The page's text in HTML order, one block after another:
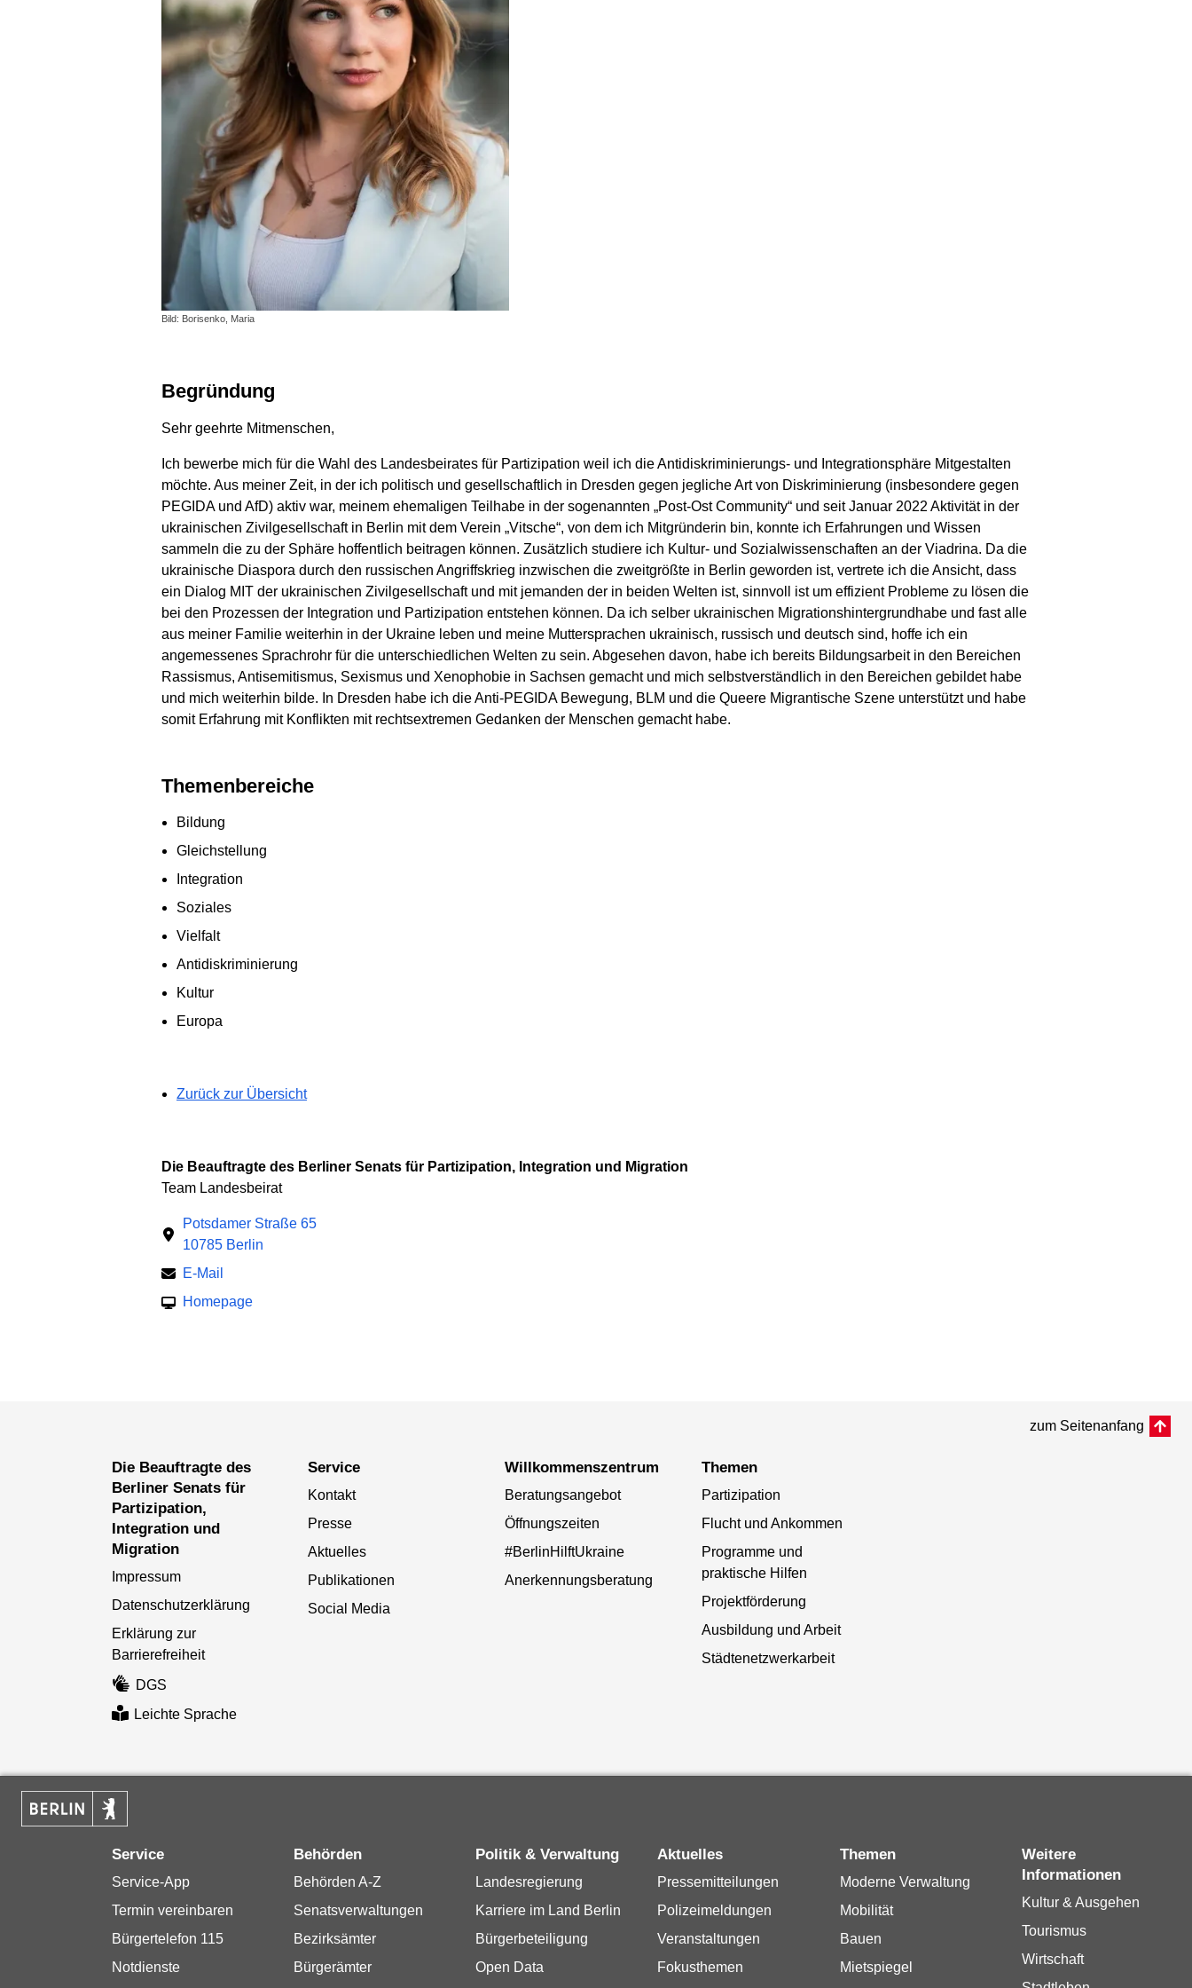
Bild: Borisenko, Maria
Begründung
Sehr geehrte Mitmenschen,
Ich bewerbe mich für die Wahl des Landesbeirates für Partizipation weil ich die Antidiskriminierungs- und Integrationsphäre Mitgestalten
möchte. Aus meiner Zeit, in der ich politisch und gesellschaftlich in Dresden gegen jegliche Art von Diskriminierung (insbesondere gegen
PEGIDA und AfD) aktiv war, meinem ehemaligen Teilhabe in der sogenannten „Post-Ost Community“ und seit Januar 2022 Aktivität in der
ukrainischen Zivilgesellschaft in Berlin mit dem Verein „Vitsche“, von dem ich Mitgründerin bin, konnte ich Erfahrungen und Wissen
sammeln die zu der Sphäre hoffentlich beitragen können. Zusätzlich studiere ich Kultur- und Sozialwissenschaften an der Viadrina. Da die
ukrainische Diaspora durch den russischen Angriffskrieg inzwischen die zweitgrößte in Berlin geworden ist, vertrete ich die Ansicht, dass
ein Dialog MIT der ukrainischen Zivilgesellschaft und mit jemanden der in beiden Welten ist, sinnvoll ist um effizient Probleme zu lösen die
bei den Prozessen der Integration und Partizipation entstehen können. Da ich selber ukrainischen Migrationshintergrundhabe und fast alle
aus meiner Familie weiterhin in der Ukraine leben und meine Muttersprachen ukrainisch, russisch und deutsch sind, hoffe ich ein
angemessenes Sprachrohr für die unterschiedlichen Welten zu sein. Abgesehen davon, habe ich bereits Bildungsarbeit in den Bereichen
Rassismus, Antisemitismus, Sexismus und Xenophobie in Sachsen gemacht und mich selbstverständlich in den Bereichen gebildet habe
und mich weiterhin bilde. In Dresden habe ich die Anti-PEGIDA Bewegung, BLM und die Queere Migrantische Szene unterstützt und habe
somit Erfahrung mit Konflikten mit rechtsextremen Gedanken der Menschen gemacht habe.
Themenbereiche
Bildung
Gleichstellung
Integration
Soziales
Vielfalt
Antidiskriminierung
Kultur
Europa
Zurück zur Übersicht
Die Beauftragte des Berliner Senats für Partizipation, Integration und Migration
Team Landesbeirat
Potsdamer Straße 65
10785 Berlin
E-Mail
Homepage
zum Seitenanfang
Die Beauftragte des
Berliner Senats für
Partizipation,
Integration und
Migration
Impressum
Datenschutzerklärung
Erklärung zur
Barrierefreiheit
DGS
Leichte Sprache
Service
Kontakt
Presse
Aktuelles
Publikationen
Social Media
Willkommenszentrum
Beratungsangebot
Öffnungszeiten
#BerlinHilftUkraine
Anerkennungsberatung
Themen
Partizipation
Flucht und Ankommen
Programme und
praktische Hilfen
Projektförderung
Ausbildung und Arbeit
Städtenetzwerkarbeit
Service
Service-App
Termin vereinbaren
Bürgertelefon 115
Notdienste
Behörden
Behörden A-Z
Senatsverwaltungen
Bezirksämter
Bürgerämter
Politik & Verwaltung
Landesregierung
Karriere im Land Berlin
Bürgerbeteiligung
Open Data
Aktuelles
Pressemitteilungen
Polizeimeldungen
Veranstaltungen
Fokusthemen
Themen
Moderne Verwaltung
Mobilität
Bauen
Mietspiegel
Weitere
Informationen
Kultur & Ausgehen
Tourismus
Wirtschaft